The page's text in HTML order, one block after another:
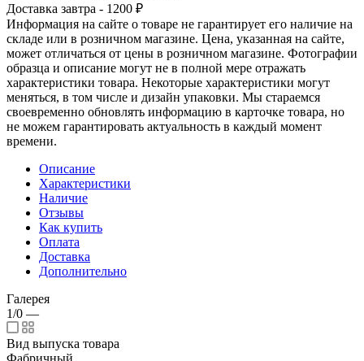
Доставка завтра - 1200 ₽
Информация на сайте о товаре не гарантирует его наличие на
складе или в розничном магазине. Цена, указанная на сайте,
может отличаться от цены в розничном магазине. Фотографии
образца и описание могут не в полной мере отражать
характеристики товара. Некоторые характеристики могут
меняться, в том числе и дизайн упаковки. Мы стараемся
своевременно обновлять информацию в карточке товара, но
не можем гарантировать актуальность в каждый момент
времени.
Описание
Характеристики
Наличие
Отзывы
Как купить
Оплата
Доставка
Дополнительно
Галерея
1/0 —
Вид выпуска товара
Фабричный